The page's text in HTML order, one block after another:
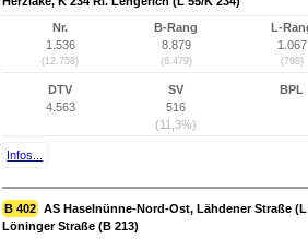
Nr.
1.536
(12.758)
B-Rang
8.879
(6.479)
L-
1.067
(798)
DTV
4.563
SV
516
(11,3%)
BPL
Infos...
B 402 AS Haselnünne-Nord-Ost, Lähdener Straße
Löninger Straße (B 213)